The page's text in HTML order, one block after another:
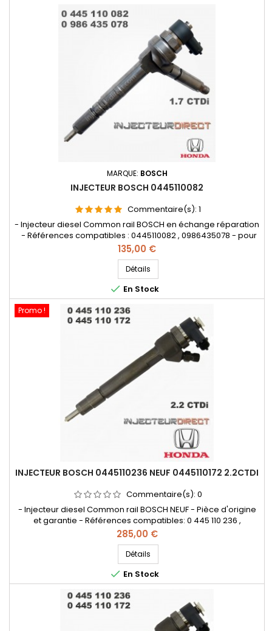
MARQUE: BOSCH
INJECTEUR BOSCH 0445110082
Commentaire(s): 1
- Injecteur diesel Common rail BOSCH en échange réparation
- Références compatibles : 0445110082 , 0986435078 - pour
motorisation HONDA 1.7 CTDI
Prix
135,00 €
Détails
 En Stock
Promo !
INJECTEUR BOSCH 0445110236 NEUF 0445110172 2.2CTDI
Commentaire(s): 0
- Injecteur diesel Common rail BOSCH NEUF - Pièce d'origine
et garantie - Références compatibles: 0 445 110 236 ,
0445110172 , 0 445 110 172 , 0986435145 , 0 986 435 145 ,
0986435194 , 0 986 435 194 , 16450-RMA-E01 , 16450 RMAX E000
, 16450 RMA E011 , 16450-RBDA-E010 , 16450-RMA-E020 - Pour
moteurs Honda 2.2 CTDI 140cv
Prix
285,00 €
Détails
 En Stock